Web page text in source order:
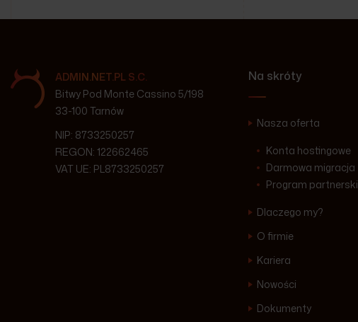
ADMIN.NET.PL S.C.
Bitwy Pod Monte Cassino 5/198
33-100 Tarnów
NIP: 8733250257
REGON: 122662465
VAT UE: PL8733250257
Na skróty
Nasza oferta
Konta hostingowe
Darmowa migracja
Program partnerski
Dlaczego my?
O firmie
Kariera
Nowości
Dokumenty